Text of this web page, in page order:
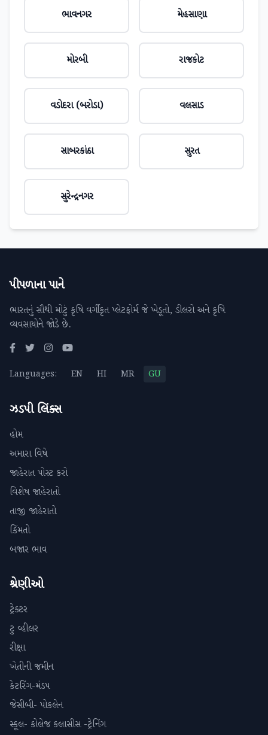
ભાવનગર મેહસાણા
મોરબી રાજકોટ
વડોદરા (બરોડા) વલસાડ
સાબરકાંઠા સુરત
સુરેન્દ્રનગર
પીપળાના પાને
ભારતનું સૌથી મોટું કૃષિ વર્ગીકૃત પ્લેટફોર્મ જે ખેડૂતો, ડીલરો અને કૃષિ
વ્યવસાયોને જોડે છે.
Languages: EN HI MR GU
ઝડપી લિંક્સ
હોમ
અમારા વિષે
જાહેરાત પોસ્ટ કરો
વિશેષ જાહેરાતો
તાજી જાહેરાતો
કિંમતો
બજાર ભાવ
શ્રેણીઓ
ટ્રેક્ટર
ટુ વ્હીલર
રીક્ષા
ખેતીની જમીન
કેટરિંગ-મંડપ
જેસીબી- પોકલેન
સ્કૂલ- કોલેજ ક્લાસીસ -ટ્રેનિંગ